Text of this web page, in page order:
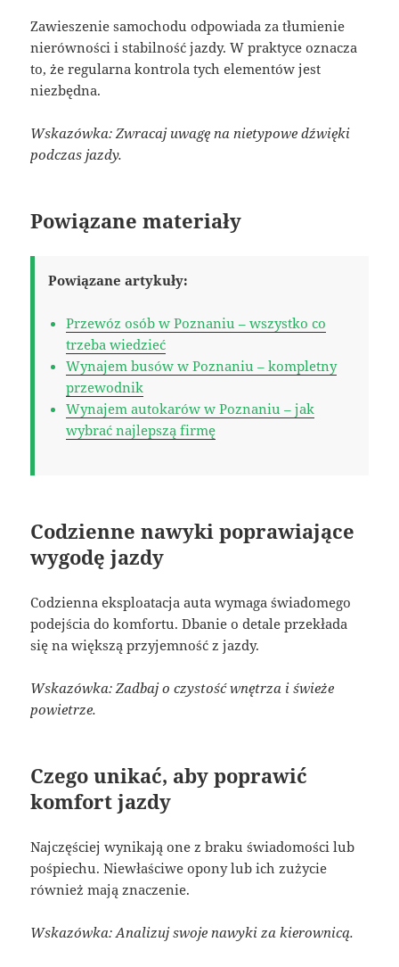
Zawieszenie samochodu odpowiada za tłumienie
nierówności i stabilność jazdy. W praktyce oznacza
to, że regularna kontrola tych elementów jest
niezbędna.
Wskazówka: Zwracaj uwagę na nietypowe dźwięki
podczas jazdy.
Powiązane materiały
Powiązane artykuły:
Przewóz osób w Poznaniu – wszystko co
trzeba wiedzieć
Wynajem busów w Poznaniu – kompletny
przewodnik
Wynajem autokarów w Poznaniu – jak
wybrać najlepszą firmę
Codzienne nawyki poprawiające
wygodę jazdy
Codzienna eksploatacja auta wymaga świadomego
podejścia do komfortu. Dbanie o detale przekłada
się na większą przyjemność z jazdy.
Wskazówka: Zadbaj o czystość wnętrza i świeże
powietrze.
Czego unikać, aby poprawić
komfort jazdy
Najczęściej wynikają one z braku świadomości lub
pośpiechu. Niewłaściwe opony lub ich zużycie
również mają znaczenie.
Wskazówka: Analizuj swoje nawyki za kierownicą.